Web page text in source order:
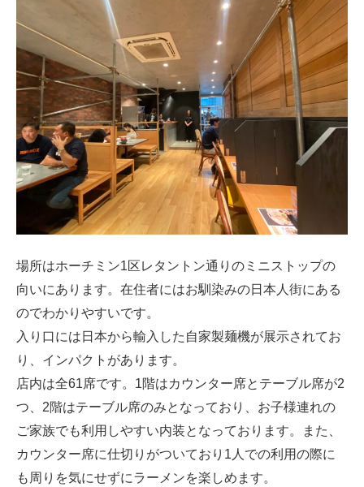
場所はホーチミン1区レタントン通りのミニストップの
向いにあります。在住者にはお馴染みの日本人街にある
のでわかりやすいです。
入り口には日本から輸入した自家製麺機が展示されてお
り、インパクトがあります。
店内は全61席です。1階はカウンター席とテーブル席が2
つ、2階はテーブル席のみとなっており、お子様連れの
ご家族でも利用しやすい内装となっております。また、
カウンター席に仕切りがついており1人での利用の際に
も周りを気にせずにラーメンを楽しめます。